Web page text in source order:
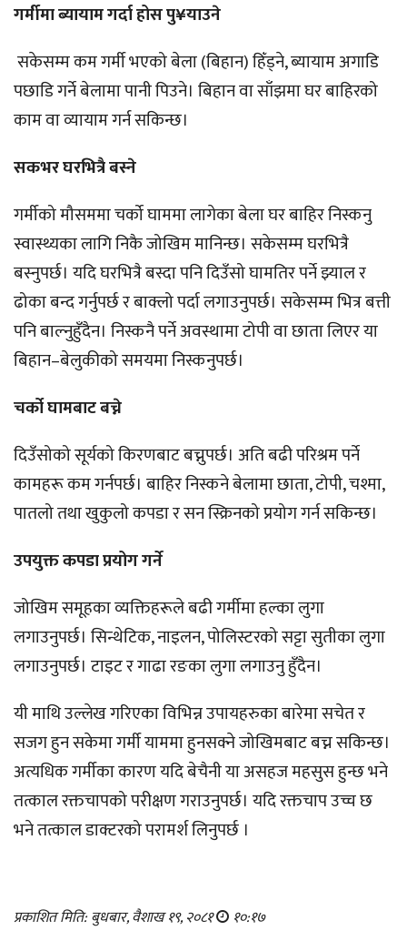
गर्मीमा ब्यायाम गर्दा होस पु¥याउने
सकेसम्म कम गर्मी भएको बेला (बिहान) हिँड्ने, ब्यायाम अगाडि
पछाडि गर्ने बेलामा पानी पिउने। बिहान वा साँझमा घर बाहिरको
काम वा व्यायाम गर्न सकिन्छ।
सकभर घरभित्रै बस्ने
गर्मीको मौसममा चर्को घाममा लागेका बेला घर बाहिर निस्कनु
स्वास्थ्यका लागि निकै जोखिम मानिन्छ। सकेसम्म घरभित्रै
बस्नुपर्छ। यदि घरभित्रै बस्दा पनि दिउँसो घामतिर पर्ने झ्याल र
ढोका बन्द गर्नुपर्छ र बाक्लो पर्दा लगाउनुपर्छ। सकेसम्म भित्र बत्ती
पनि बाल्नुहुँदैन। निस्कनै पर्ने अवस्थामा टोपी वा छाता लिएर या
बिहान–बेलुकीको समयमा निस्कनुपर्छ।
चर्को घामबाट बच्ने
दिउँसोको सूर्यको किरणबाट बच्नुपर्छ। अति बढी परिश्रम पर्ने
कामहरू कम गर्नपर्छ। बाहिर निस्कने बेलामा छाता, टोपी, चश्मा,
पातलो तथा खुकुलो कपडा र सन स्क्रिनको प्रयोग गर्न सकिन्छ।
उपयुक्त कपडा प्रयोग गर्ने
जोखिम समूहका व्यक्तिहरूले बढी गर्मीमा हल्का लुगा
लगाउनुपर्छ। सिन्थेटिक, नाइलन, पोलिस्टरको सट्टा सुतीका लुगा
लगाउनुपर्छ। टाइट र गाढा रङका लुगा लगाउनु हुँदैन।
यी माथि उल्लेख गरिएका विभिन्न उपायहरुका बारेमा सचेत र
सजग हुन सकेमा गर्मी याममा हुनसक्ने जोखिमबाट बच्न सकिन्छ।
अत्यधिक गर्मीका कारण यदि बेचैनी या असहज महसुस हुन्छ भने
तत्काल रक्तचापको परीक्षण गराउनुपर्छ। यदि रक्तचाप उच्च छ
भने तत्काल डाक्टरको परामर्श लिनुपर्छ ।
प्रकाशित मिति: बुधबार, वैशाख १९, २०८१ १०:१७